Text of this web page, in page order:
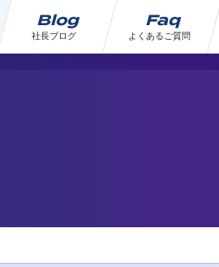
Blog
社長ブログ
Faq
よくあるご質問